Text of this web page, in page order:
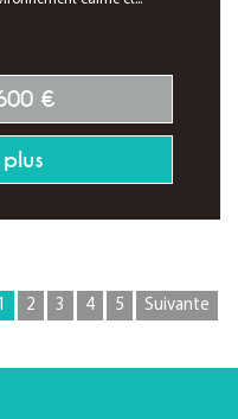
€
1 2 3 4 5 Suivante